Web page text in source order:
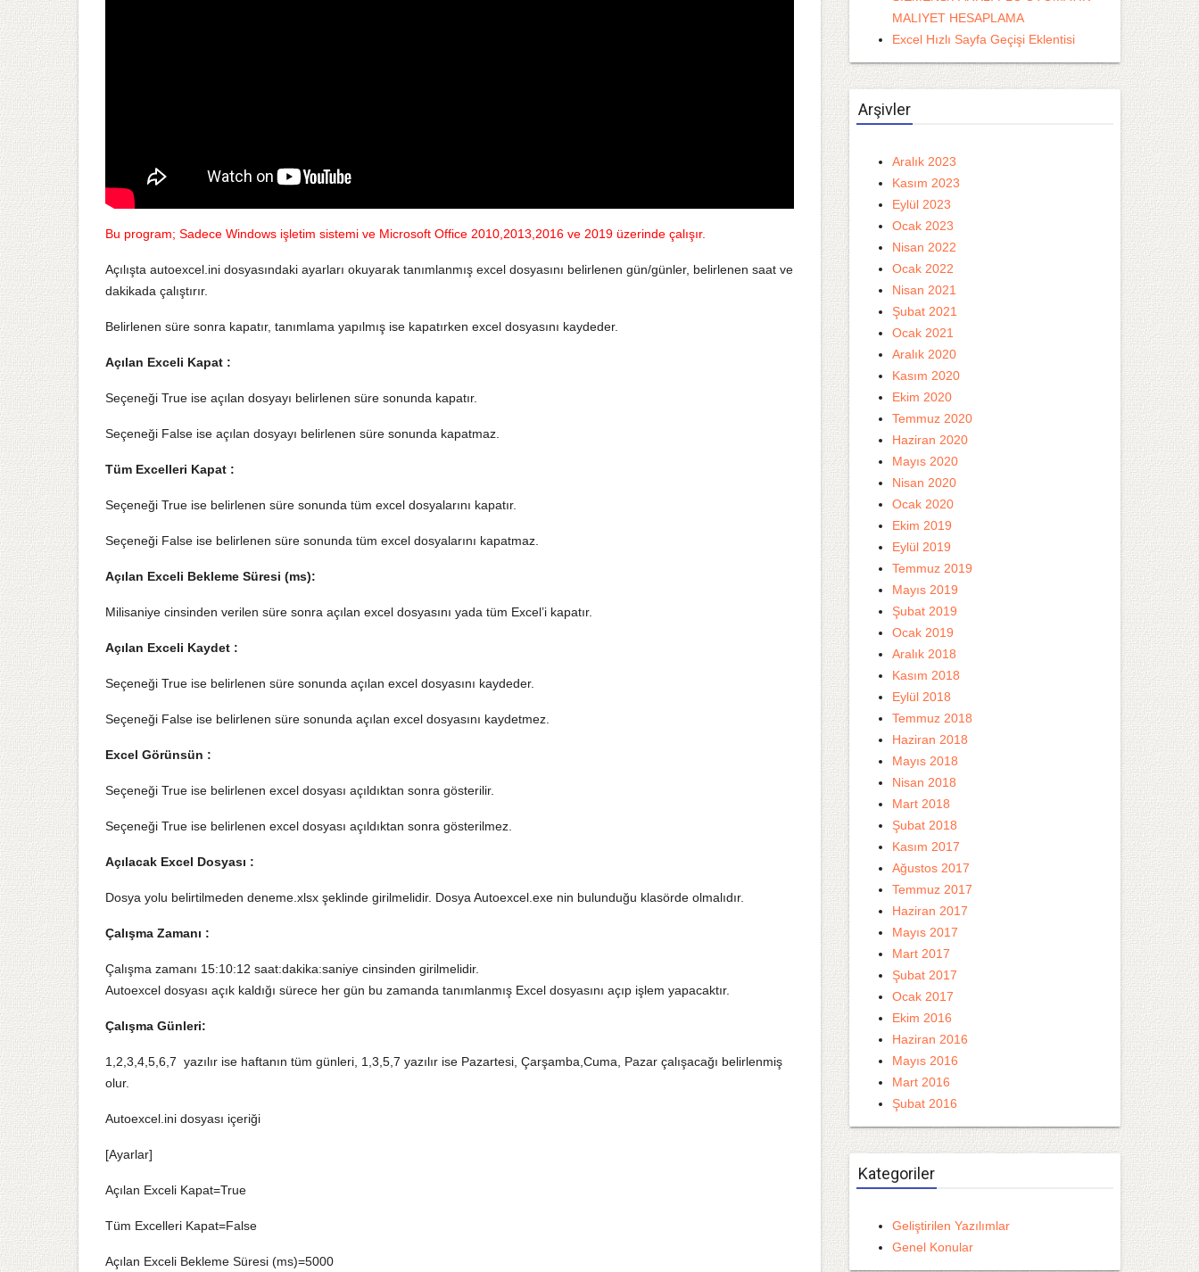
Bu program; Sadece Windows işletim sistemi ve Microsoft Office 2010,2013,2016 ve 2019 üzerinde çalışır.
Açılışta autoexcel.ini dosyasındaki ayarları okuyarak tanımlanmış excel dosyasını belirlenen gün/günler, belirlenen saat ve
dakikada çalıştırır.
Belirlenen süre sonra kapatır, tanımlama yapılmış ise kapatırken excel dosyasını kaydeder.
Açılan Exceli Kapat :
Seçeneği True ise açılan dosyayı belirlenen süre sonunda kapatır.
Seçeneği False ise açılan dosyayı belirlenen süre sonunda kapatmaz.
Tüm Excelleri Kapat :
Seçeneği True ise belirlenen süre sonunda tüm excel dosyalarını kapatır.
Seçeneği False ise belirlenen süre sonunda tüm excel dosyalarını kapatmaz.
Açılan Exceli Bekleme Süresi (ms):
Milisaniye cinsinden verilen süre sonra açılan excel dosyasını yada tüm Excel’i kapatır.
Açılan Exceli Kaydet :
Seçeneği True ise belirlenen süre sonunda açılan excel dosyasını kaydeder.
Seçeneği False ise belirlenen süre sonunda açılan excel dosyasını kaydetmez.
Excel Görünsün :
Seçeneği True ise belirlenen excel dosyası açıldıktan sonra gösterilir.
Seçeneği True ise belirlenen excel dosyası açıldıktan sonra gösterilmez.
Açılacak Excel Dosyası :
Dosya yolu belirtilmeden deneme.xlsx şeklinde girilmelidir. Dosya Autoexcel.exe nin bulunduğu klasörde olmalıdır.
Çalışma Zamanı :
Çalışma zamanı 15:10:12 saat:dakika:saniye cinsinden girilmelidir.
Autoexcel dosyası açık kaldığı sürece her gün bu zamanda tanımlanmış Excel dosyasını açıp işlem yapacaktır.
Çalışma Günleri:
1,2,3,4,5,6,7 yazılır ise haftanın tüm günleri, 1,3,5,7 yazılır ise Pazartesi, Çarşamba,Cuma, Pazar çalışacağı belirlenmiş
olur.
Autoexcel.ini dosyası içeriği
[Ayarlar]
Açılan Exceli Kapat=True
Tüm Excelleri Kapat=False
Açılan Exceli Bekleme Süresi (ms)=5000
MALIYET HESAPLAMA
Excel Hızlı Sayfa Geçişi Eklentisi
Arşivler
Aralık 2023
Kasım 2023
Eylül 2023
Ocak 2023
Nisan 2022
Ocak 2022
Nisan 2021
Şubat 2021
Ocak 2021
Aralık 2020
Kasım 2020
Ekim 2020
Temmuz 2020
Haziran 2020
Mayıs 2020
Nisan 2020
Ocak 2020
Ekim 2019
Eylül 2019
Temmuz 2019
Mayıs 2019
Şubat 2019
Ocak 2019
Aralık 2018
Kasım 2018
Eylül 2018
Temmuz 2018
Haziran 2018
Mayıs 2018
Nisan 2018
Mart 2018
Şubat 2018
Kasım 2017
Ağustos 2017
Temmuz 2017
Haziran 2017
Mayıs 2017
Mart 2017
Şubat 2017
Ocak 2017
Ekim 2016
Haziran 2016
Mayıs 2016
Mart 2016
Şubat 2016
Kategoriler
Geliştirilen Yazılımlar
Genel Konular